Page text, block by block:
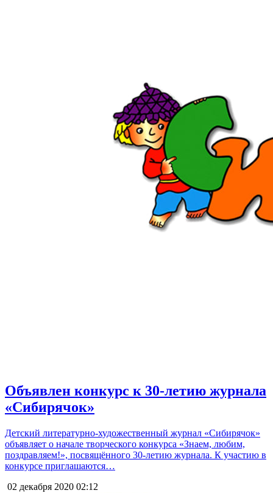
Объявлен конкурс к 30-летию журнала
«Сибирячок»
Детский литературно-художественный журнал «Сибирячок»
объявляет о начале творческого конкурса «Знаем, любим,
поздравляем!», посвящённого 30-летию журнала. К участию в
конкурсе приглашаются…
02 декабря 2020 02:12